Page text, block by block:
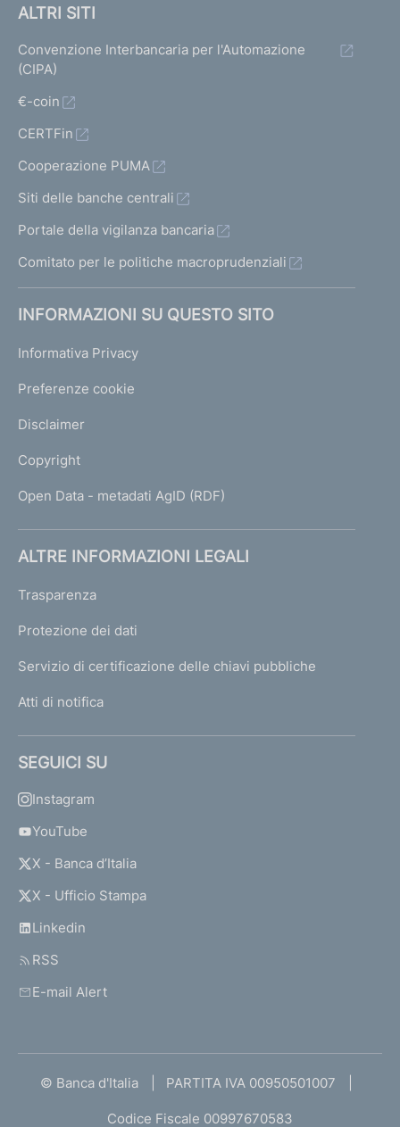
ALTRI SITI
Convenzione Interbancaria per l'Automazione
(CIPA)
€-coin
CERTFin
Cooperazione PUMA
Siti delle banche centrali
Portale della vigilanza bancaria
Comitato per le politiche macroprudenziali
INFORMAZIONI SU QUESTO SITO
Informativa Privacy
Preferenze cookie
Disclaimer
Copyright
Open Data - metadati AgID (RDF)
ALTRE INFORMAZIONI LEGALI
Trasparenza
Protezione dei dati
Servizio di certificazione delle chiavi pubbliche
Atti di notifica
SEGUICI SU
Instagram
YouTube
X - Banca d’Italia
X - Ufficio Stampa
Linkedin
RSS
E-mail Alert
© Banca d'Italia PARTITA IVA 00950501007
Codice Fiscale 00997670583